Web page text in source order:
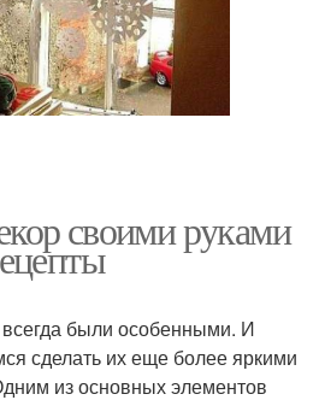
своими руками
были особенными. И
сделать их еще более яркими
из основных элементов